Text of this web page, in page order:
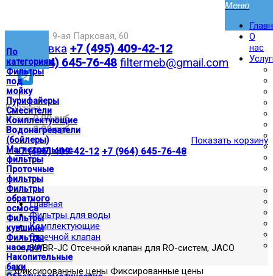
По
категориям
Фильтры
под
мойку
Пурифайеры
Смесители
Комплектующие
Водонагреватели
(бойлеры)
Магистральные
фильтры
Проточные
фильтры
Фильтры
обратного
осмоса
Фильтры
кувшины
Фильтры
насадки
Накопительные
баки
Москва,ул. 9-ая Парковая, 60
Доставка +7 (495) 409-42-12
+7 (964) 645-76-48 filtermeb@gmail.com
|
Корзина:
Итого0.00 руб
Итого0.00 руб
Показать корзину
| +7 (495) 409-42-12 +7 (964) 645-76-48
О
нас
Главная
Фильтры для воды
Комплектующие
Отсечной клапан
SWBR-JC Отсечной клапан для RO-систем, JACO
Фиксированные цены